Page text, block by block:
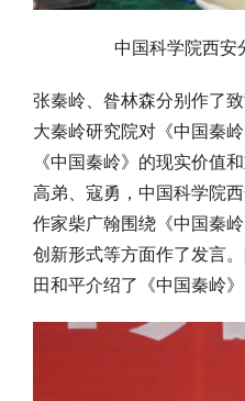
中国科学院西安
张秦岭、昝林森分别作了
大秦岭研究院对《中国秦
《中国秦岭》的现实价值
高弟、寇勇，中国科学院
作家柴广翰围绕《中国秦
创新形式等方面作了发言
田和平介绍了《中国秦岭》